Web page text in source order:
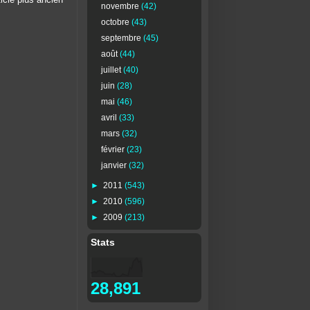
novembre (42)
octobre (43)
septembre (45)
août (44)
juillet (40)
juin (28)
mai (46)
avril (33)
mars (32)
février (23)
janvier (32)
► 2011 (543)
► 2010 (596)
► 2009 (213)
Stats
28,891